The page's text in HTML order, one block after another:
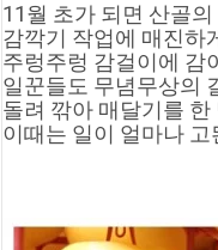
11월 초가 되면 산골
감깍기 작업에 매진하
주렁주렁 감걸이에 감
일꾼들도 무념무상의
돌려 깎아 매달기를
이때는 일이 얼마나